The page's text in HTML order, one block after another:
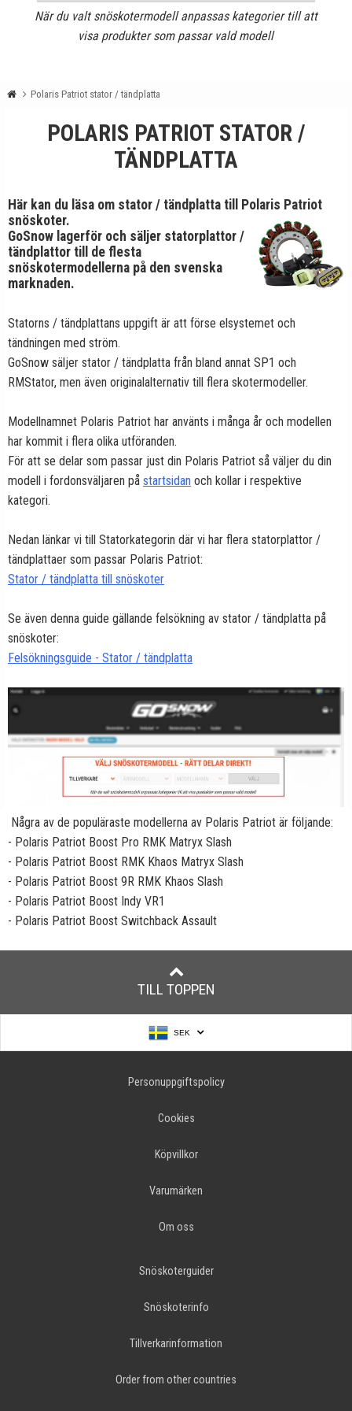
När du valt snöskotermodell anpassas kategorier till att
visa produkter som passar vald modell
Polaris Patriot stator / tändplatta
POLARIS PATRIOT STATOR /
TÄNDPLATTA
Här kan du läsa om stator / tändplatta till Polaris Patriot
snöskoter.
GoSnow lagerför och säljer statorplattor /
tändplattor till de flesta
snöskotermodellerna på den svenska
marknaden.
Statorns / tändplattans uppgift är att förse elsystemet och
tändningen med ström.
GoSnow säljer stator / tändplatta från bland annat SP1 och
RMStator, men även originalalternativ till flera skotermodeller.
Modellnamnet Polaris Patriot har använts i många år och modellen
har kommit i flera olika utföranden.
För att se delar som passar just din Polaris Patriot så väljer du din
modell i fordonsväljaren på startsidan och kollar i respektive
kategori.
Nedan länkar vi till Statorkategorin där vi har flera statorplattor /
tändplattaer som passar Polaris Patriot:
Stator / tändplatta till snöskoter
Se även denna guide gällande felsökning av stator / tändplatta på
snöskoter:
Felsökningsguide - Stator / tändplatta
Några av de populäraste modellerna av Polaris Patriot är följande:
- Polaris Patriot Boost Pro RMK Matryx Slash
- Polaris Patriot Boost RMK Khaos Matryx Slash
- Polaris Patriot Boost 9R RMK Khaos Slash
- Polaris Patriot Boost Indy VR1
- Polaris Patriot Boost Switchback Assault
TILL TOPPEN
SEK
Personuppgiftspolicy
Cookies
Köpvillkor
Varumärken
Om oss
Snöskoterguider
Snöskoterinfo
Tillverkarinformation
Order from other countries